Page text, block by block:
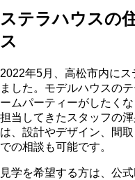
ステラハウスの
ス
2022年5月、高松市内に
ました。モデルハウスの
ームパーティーがしたく
担当してきたスタッフの
は、設計やデザイン、間
での相談も可能です。
見学を希望する方は、公